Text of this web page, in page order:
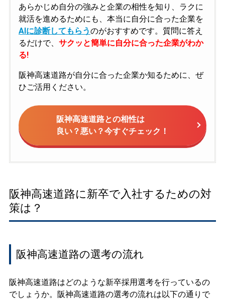
あらかじめ自分の強みと企業の相性を知り、ラクに
就活を進めるためにも、本当に自分に合った企業を
AIに診断してもらうのがおすすめです。質問に答え
るだけで、 サクッと簡単に自分に合った企業がわか
る!
阪神高速道路が自分に合った企業か知るために、ぜ
ひご活用ください。
阪神高速道路との相性は
良い？悪い？今すぐチェック！
阪神高速道路に新卒で入社するための対
策は？
阪神高速道路の選考の流れ
阪神高速道路はどのような新卒採用選考を行っているの
でしょうか。阪神高速道路の選考の流れは以下の通りで